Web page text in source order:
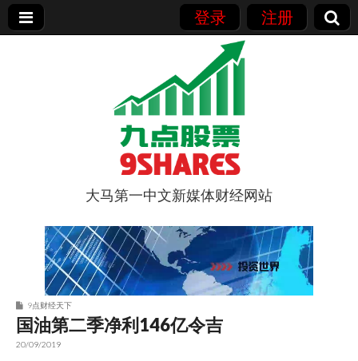
登录 注册
9点股票
大马第一中文新媒体财经网站
9点财经天下
国油第二季净利146亿令吉
20/09/2019